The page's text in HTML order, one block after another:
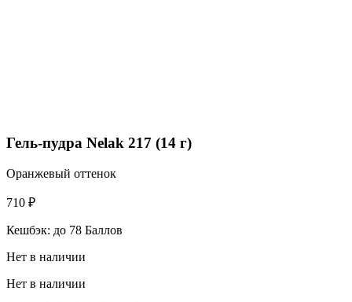
Гель-пудра Nelak 217 (14 г)
Оранжевый оттенок
710 ₽
Кешбэк: до 78 Баллов
Нет в наличии
Нет в наличии